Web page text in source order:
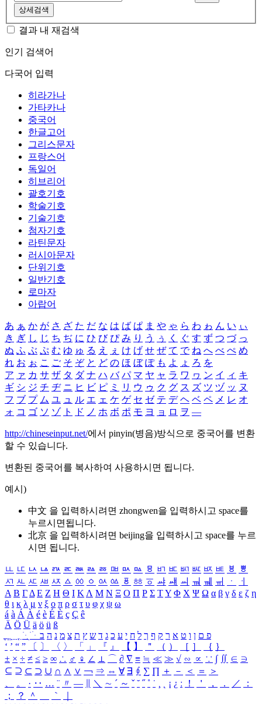
상세검색
결과 내 재검색
인기 검색어
다국어 입력
히라가나
가타카나
중국어
한글고어
그리스문자
프랑스어
독일어
히브리어
괄호기호
학술기호
기술기호
첨자기호
라틴문자
러시아문자
단위기호
일반기호
로마자
아랍어
あ ぁ か が さ ざ た だ な は ば ぱ ま や ゃ ら わ ゎ ん い ぃ
き ぎ し じ ち ぢ に ひ び ぴ み り う ぅ く ぐ す ず つ づ っ
ぬ ふ ぶ ぷ む ゆ ゅ る え ぇ け げ せ ぜ て で ね へ べ ぺ め
れ お ぉ こ ご そ ぞ と ど の ほ ぼ ぽ も よ ょ ろ を
ア ァ カ サ ザ タ ダ ナ ハ バ パ マ ヤ ャ ラ ワ ヮ ン イ ィ キ
ギ シ ジ チ ヂ ニ ヒ ビ ピ ミ リ ウ ゥ ク グ ス ズ ツ ヅ ッ ヌ
フ ブ プ ム ユ ュ ル エ ェ ケ ゲ セ ゼ テ デ ヘ ベ ペ メ レ オ
ォ コ ゴ ソ ゾ ト ド ノ ホ ボ ポ モ ヨ ョ ロ ヲ ―
http://chineseinput.net/에서 pinyin(병음)방식으로 중국어를 변환
할 수 있습니다.
변환된 중국어를 복사하여 사용하시면 됩니다.
예시)
中文 을 입력하시려면 zhongwen을 입력하시고 space를
누르시면됩니다.
北京 을 입력하시려면 beijing을 입력하시고 space를 누르
시면 됩니다.
ㅥ ㅦ ㅧ ㅨ ㅩ ㅪ ㅫ ㅬ ㅭ ㅮ ㅯ ㅰ ㅱ ㅲ ㅳ ㅴ ㅵ ㅶ ㅷ ㅸ
ㅹ
ㅺ ㅻ ㅼ ㅽ ㅾ ㅿ ㆀ ㆁ ㆂ ㆃ ㆄ ㆅ ㆆ ㆇ ㆈ ㆉ ㆊ ㆋ ㆌ ㆍ
ㆎ
Α Β ΓΔ Ε Ζ Η Θ Ι ΚΛ Μ Ν Ξ Ο Π Ρ Σ ΤΥ Φ Χ Ψ Ω α β γ δ ε ζ η
θ ι κ λ μ ν ξ ο π ρ σ τ υ φ χ ψ ω
á à Á À é è É È ç Ç ê
Ä Ö Ü ä ö ü ß
ִֶֹ ֻּ ׁׂ פ ם ן ו ט א ר ק ף ך ל ח י ע כ ג ד ש ץ ת צ מ נ ה ב
‘ ’ “ ” 〔 〕 〈 〉 「 」 『 』 【 】 ＂ （ ） ［ ］ ｛ ｝
± × ÷ ≠ ≤ ≥ ∞ ∴ ♂ ♀ ∠ ⊥ ⌒ ∂ ∇ ≡ ≒ ≪ ≫ √ ∽ ∝ ∵ ∫ ∬ ∈ ∋
⊆ ⊇ ⊂ ⊃ ∪ ∩ ∧ ∨ ￢ ⇒ ⇔ ∀ ∃ ∮ ∑ ∏ ＋ － ＜ ＝
＞
、
。 · ‥ … ¨ 〃 ― ＼ ∼ ´ ～ ˇ ˘ ˝ ˚ ˙ ¸ ¡ ¿ ː ！ ＇ ， ． ／
：
；
？ ＾ ｀